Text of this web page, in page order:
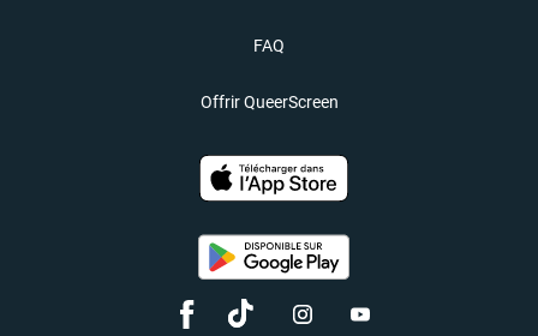
FAQ
Offrir QueerScreen